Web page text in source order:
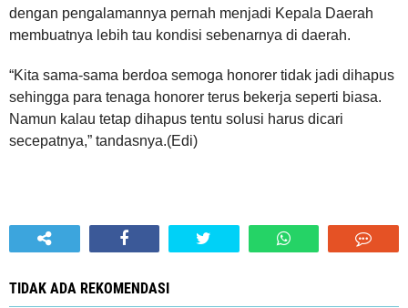
dengan pengalamannya pernah menjadi Kepala Daerah
membuatnya lebih tau kondisi sebenarnya di daerah.
“Kita sama-sama berdoa semoga honorer tidak jadi dihapus
sehingga para tenaga honorer terus bekerja seperti biasa.
Namun kalau tetap dihapus tentu solusi harus dicari
secepatnya,” tandasnya.(Edi)
TIDAK ADA REKOMENDASI